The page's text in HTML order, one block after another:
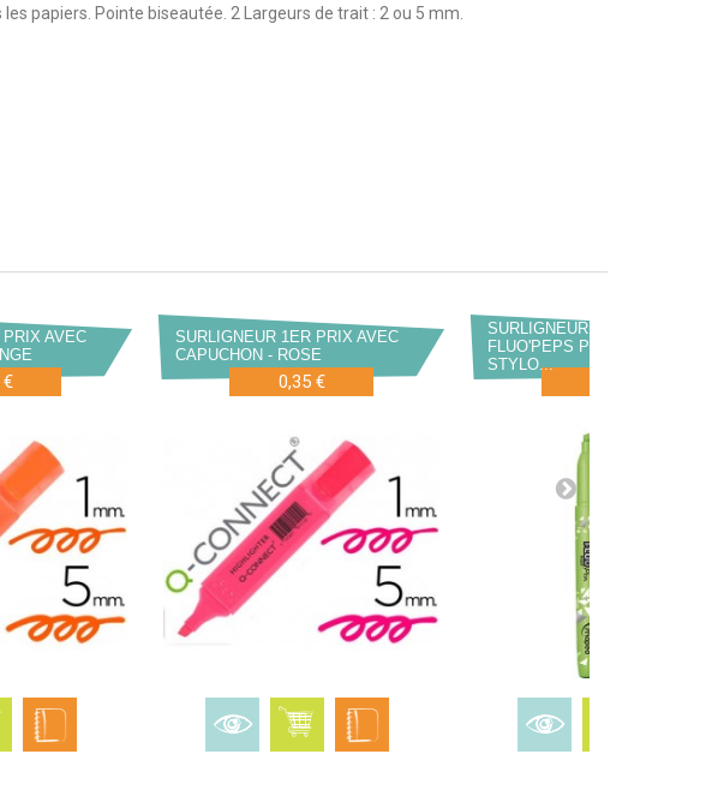
papiers. Pointe biseautée. 2 Largeurs de trait : 2 ou 5 mm.
AVEC
€
SURLIGNEUR 1ER PRIX AVEC
CAPUCHON - ROSE
0,35 €
SURLIGNEUR MAPED
FLUO'PEPS PEN FORME
STYLO...